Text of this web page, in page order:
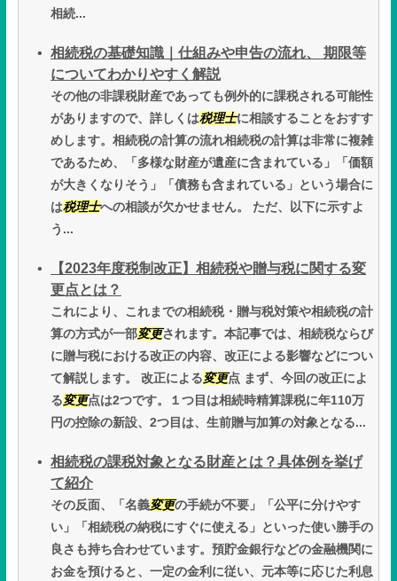
相続...
相続税の基礎知識｜仕組みや申告の流れ、 期限等
についてわかりやすく解説
その他の非課税財産であっても例外的に課税される可能性
がありますので、詳しくは税理士に相談することをおすす
めします。相続税の計算の流れ相続税の計算は非常に複雑
であるため、「多様な財産が遺産に含まれている」「価額
が大きくなりそう」「債務も含まれている」という場合に
は税理士への相談が欠かせません。 ただ、以下に示すよ
う...
【2023年度税制改正】相続税や贈与税に関する変
更点とは？
これにより、これまでの相続税・贈与税対策や相続税の計
算の方式が一部変更されます。本記事では、相続税ならび
に贈与税における改正の内容、改正による影響などについ
て解説します。 改正による変更点 まず、今回の改正によ
る変更点は2つです。１つ目は相続時精算課税に年110万
円の控除の新設、2つ目は、生前贈与加算の対象となる...
相続税の課税対象となる財産とは？具体例を挙げ
て紹介
その反面、「名義変更の手続が不要」「公平に分けやす
い」「相続税の納税にすぐに使える」といった使い勝手の
良さも持ち合わせています。預貯金銀行などの金融機関に
お金を預けると、一定の金利に従い、元本等に応じた利息